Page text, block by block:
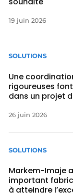
19 juin 2026
SOLUTIONS
Une
rigoureuses
dans un projet
26 juin 2026
SOLUTIONS
Markem-Imaje
important
à atteindre